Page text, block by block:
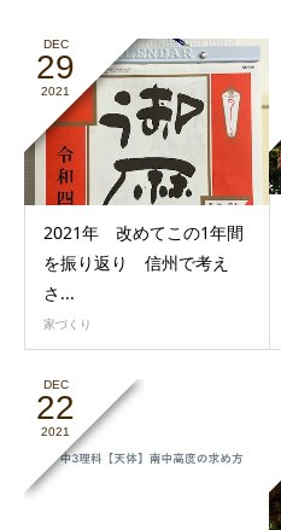
DEC
29
2021
2021年 改めてこの1年間
を振り返り 信州で考え
さ...
家づくり
DEC
22
2021